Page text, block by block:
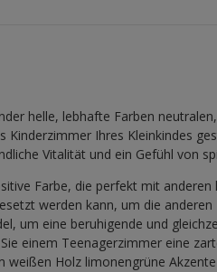
helle, lebhafte Farben
Kinderzimmer Ihres Kleinkindes
Vitalität und ein Gefühl von
Farbe, die perfekt mit
werden kann, um die
um eine beruhigende und
einem Teenagerzimmer eine
weißen Holz limonengrüne